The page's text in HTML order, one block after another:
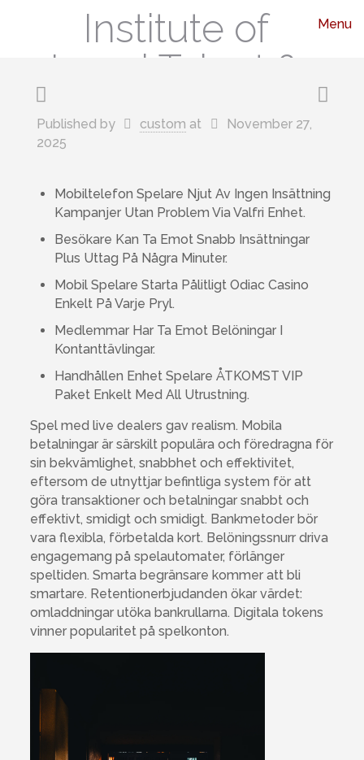
Institute of
Legal Talent &
Leadership
Menu
Published by custom at
November 27,
2025
Mobiltelefon Spelare Njut Av Ingen Insättning
Kampanjer Utan Problem Via Valfri Enhet.
Besökare Kan Ta Emot Snabb Insättningar
Plus Uttag På Några Minuter.
Mobil Spelare Starta Pålitligt Odiac Casino
Enkelt På Varje Pryl.
Medlemmar Har Ta Emot Belöningar I
Kontanttävlingar.
Handhållen Enhet Spelare ÅTKOMST VIP
Paket Enkelt Med All Utrustning.
Spel med live dealers gav realism. Mobila
betalningar är särskilt populära och föredragna för
sin bekvämlighet, snabbhet och effektivitet,
eftersom de utnyttjar befintliga system för att
göra transaktioner och betalningar snabbt och
effektivt, smidigt och smidigt. Bankmetoder bör
vara flexibla, förbetalda kort. Belöningssnurr driva
engagemang på spelautomater, förlänger
speltiden. Smarta begränsare kommer att bli
smartare. Retentionerbjudanden ökar värdet:
omladdningar utöka bankrullarna. Digitala tokens
vinner popularitet på spelkonton.